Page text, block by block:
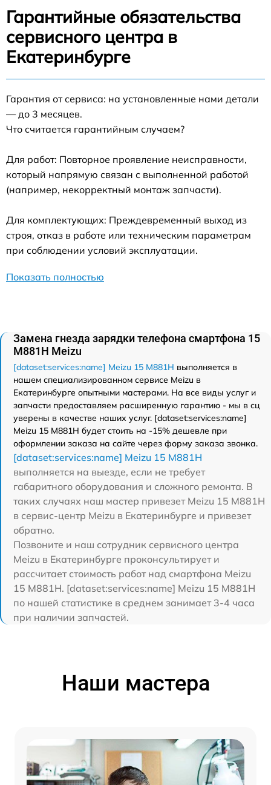
Гарантийные обязательства
сервисного центра в
Екатеринбурге
Гарантия от сервиса: на установленные нами детали
— до 3 месяцев.
Что считается гарантийным случаем?
Для работ: Повторное проявление неисправности,
который напрямую связан с выполненной работой
(например, некорректный монтаж запчасти).
Для комплектующих: Преждевременный выход из
строя, отказ в работе или техническим параметрам
при соблюдении условий эксплуатации.
Показать полностью
Замена гнезда зарядки телефона смартфона 15
M881H Meizu
[dataset:services:name] Meizu 15 M881H выполняется в
нашем специализированном сервисе Meizu в
Екатеринбурге опытными мастерами. На все виды услуг и
запчасти предоставляем расширенную гарантию - мы в сц
уверены в качестве наших услуг. [dataset:services:name]
Meizu 15 M881H будет стоить на -15% дешевле при
оформлении заказа на сайте через форму заказа звонка.
[dataset:services:name] Meizu 15 M881H
выполняется на выезде, если не требует
габаритного оборудования и сложного ремонта. В
таких случаях наш мастер привезет Meizu 15 M881H
в сервис-центр Meizu в Екатеринбурге и привезет
обратно.
Позвоните и наш сотрудник сервисного центра
Meizu в Екатеринбурге проконсультирует и
рассчитает стоимость работ над смартфона Meizu
15 M881H. [dataset:services:name] Meizu 15 M881H
по нашей статистике в среднем занимает 3-4 часа
при наличии запчастей.
Наши мастера